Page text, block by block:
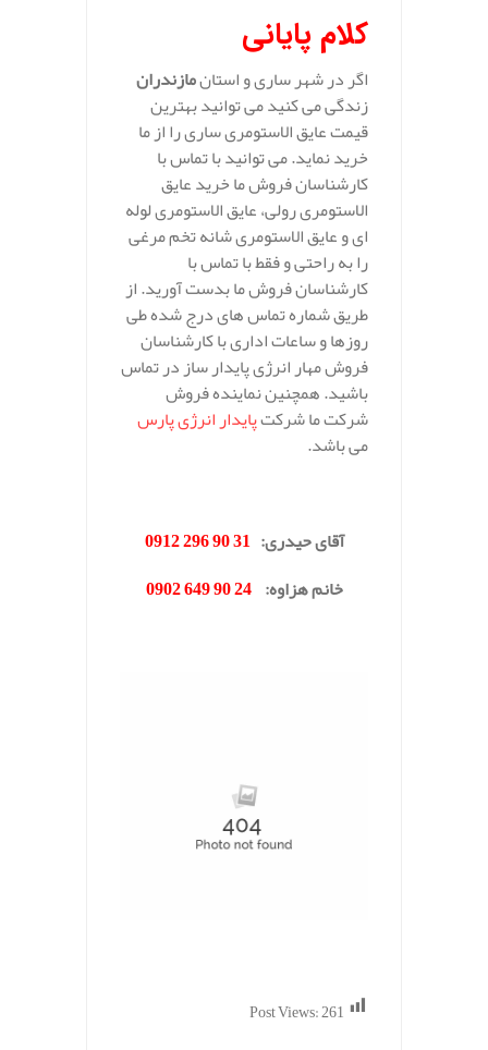
کلام پایانی
اگر در شهر ساری و استانمازندران
زندگی می کنید می توانید بهترین
قیمت عایق الاستومری ساری را از ما
خرید نماید. می توانید با تماس با
کارشناسان فروش ما خرید عایق
الاستومری رولی، عایق الاستومری لوله
ای و عایق الاستومری شانه تخم مرغی
را به راحتی و فقط با تماس با
کارشناسان فروش ما بدست آورید. از
طریق شماره تماس های درج شده طی
روزها و ساعات اداری با کارشناسان
فروش مهار انرژی پایدار ساز در تماس
باشید. همچنین نماینده فروش
شرکت ما شرکتپایدار انرژی پارس
می باشد.
آقای حیدری:
31 90 296 0912
خانم هزاوه:
24 90 649 0902
Post Views:261